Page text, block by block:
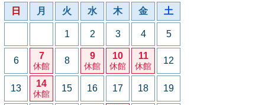
日 月 火 水 木 金 土
1 2 3 4 5
6 7
休館
8 9
休館
10
休館
11
休館
12
13 14
休館
15 16 17 18 19